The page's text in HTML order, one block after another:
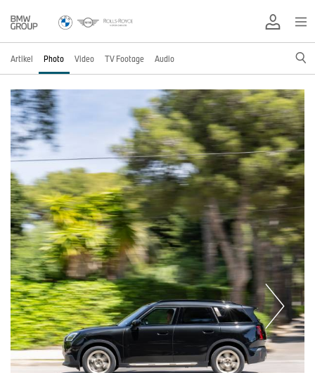
Artikel Photo Video TV Footage Audio